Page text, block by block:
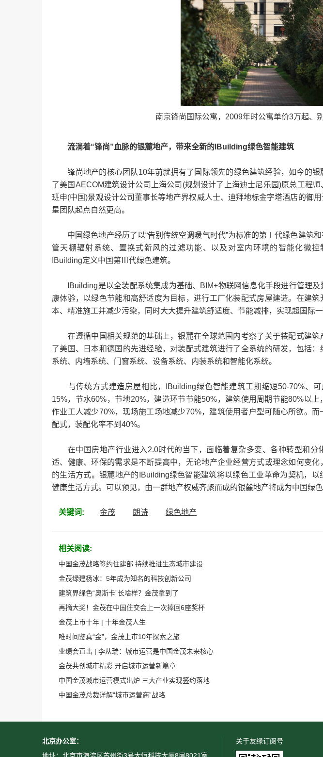
南京锋尚国际公寓，2009年时公寓单价3万起、
流淌着“锋尚”血脉的银麓地产，带来全新的IBuilding绿色智能建筑
锋尚地产的核心团队10年前就拥有了国际领先的绿色建筑经验，如今的银
了美国AECOM建筑设计公司上海公司(规划设计了上海迪士尼乐园)原总工程
班申(中国)景观设计公司董事长等地产界权威人士、迪拜地标金字塔酒店的御
星团队起点自然更高。
中国绿色地产经历了以“告别传统空调暖气时代”为标准的第Ⅰ代绿色建筑
管天棚辐射系统、置换式新风的过滤功能、以及对室内环境的智能化微
IBuilding定义中国第Ⅲ代绿色建筑。
IBuilding是以全装配系统集成为基础、BIM+物联网信息化手段进行管理及
康体验，以绿色节能和高舒适度为目标，进行工厂化装配式房屋建造。在建
本、精准施工并减少污染，同时大大提升建筑舒适度、节能减排，实现超国际
在遵循中国相关规范的基础上，银麓在全球范围内考察了关于装配式建筑
了美国、日本和德国的先进经验，对装配式建筑进行了全系统的研发，包括
系统、内墙系统、门窗系统、设备系统、内装系统和智能化系统。
与传统方式建造房屋相比，IBuilding绿色智能建筑工期缩短50-70%、可
15%，节水60%，节地20%，建造环节节能50%，建筑使用周期节能80%以
作业工人减少70%，现场施工场地减少70%，建筑使用者户型可随心所欲。
配式，装配化率不到40%。
在中国房地产行业进入2.0时代的当下，面临着复杂多变、各种转型和分
适、健康、环保的需求是不断提高中，无论地产企业经营方式或理念如何变
的生活方式。银麓地产的IBuilding绿色智能建筑将以绿色工业革命为契机，
健康生活方式。可以预见，由一群地产权威齐聚而成的银麓地产将成为中国绿
关键词: 金茂 朗诗 绿色地产
相关阅读:
中国金茂战略签约住建部 持续推进生态城市建设
金茂绿建杨冰：5年成为知名的科技创新公司
建筑界绿色“奥斯卡”长啥样？金茂拿到了
再摘大奖！金茂在中国住交会上一次捧回6座奖杯
金茂上市十年 | 十年金茂人生
唯时间鉴真“金”，金茂上市10年探索之旅
业绩会直击 | 李从瑞：城市运营是中国金茂未来核心
金茂共创城市精彩 开启城市运营新篇章
中国金茂城市运营模式出炉 三大产业实现签约落地
中国金茂总裁详解“城市运营商”战略
北京办公室：
关于友绿订阅号